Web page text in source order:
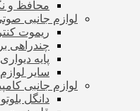
محافظ و
لوازم جانبی
ریموت
چندراهی
پایه
سایر
لوازم جانبی
دانگل